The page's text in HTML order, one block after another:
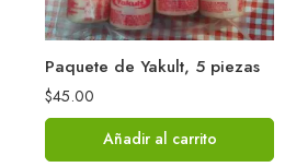
Paquete de Yakult, 5 piezas
$45.00
Añadir al carrito